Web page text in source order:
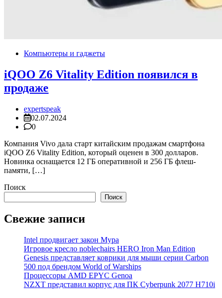
Компьютеры и гаджеты
iQOO Z6 Vitality Edition появился в
продаже
expertspeak
02.07.2024
0
Компания Vivo дала старт китайским продажам смартфона
iQOO Z6 Vitality Edition, который оценен в 300 долларов.
Новинка оснащается 12 ГБ оперативной и 256 ГБ флеш-
памяти, […]
Поиск
Поиск
Свежие записи
Intel продвигает закон Мура
Игровое кресло noblechairs HERO Iron Man Edition
Genesis представляет коврики для мыши серии Carbon
500 под брендом World of Warships
Процессоры AMD EPYC Genoa
NZXT представил корпус для ПК Cyberpunk 2077 H710i